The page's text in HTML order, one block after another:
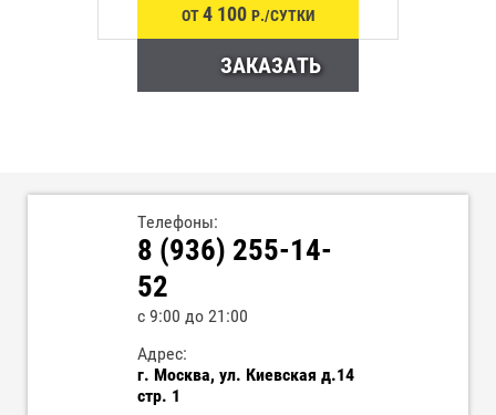
ОТ4 100 Р./СУТКИ
ЗАКАЗАТЬ
Телефоны:
8 (936) 255-14-
52
с 9:00 до 21:00
Адрес:
г. Москва, ул. Киевская д.14
стр. 1